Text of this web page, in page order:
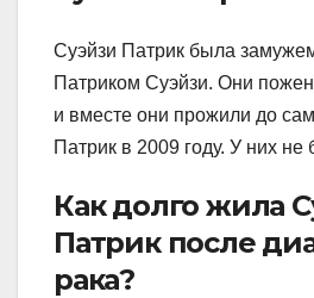
Суэйзи Патрик была
Патриком Суэйзи. Они
и вместе они прожили до
Патрик в 2009 году. У них не
Как долго жила
Патрик после
рака?